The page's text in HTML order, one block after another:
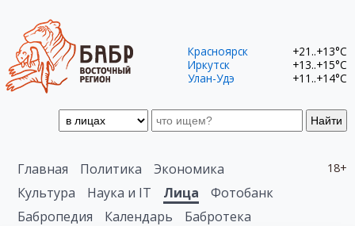
Найти
Красноярск
+21..+13°C
Иркутск
+13..+15°C
Улан-Удэ
+11..+14°C
18+
Главная Политика
Экономика
Культура
Наука и IT Лица
Фотобанк
Бабропедия
Календарь Бабротека